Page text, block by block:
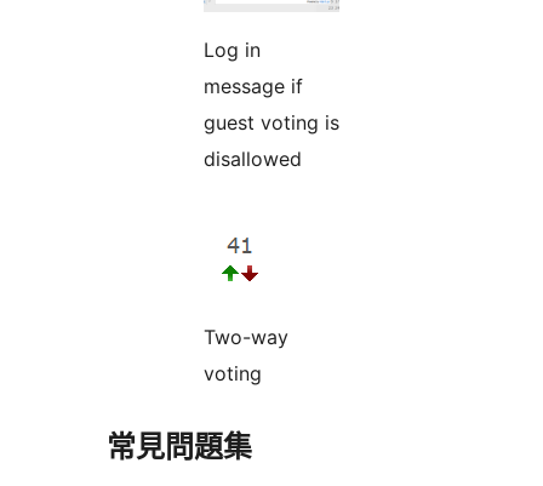
Log in
message if
guest voting is
disallowed
Two-way
voting
常見問題集